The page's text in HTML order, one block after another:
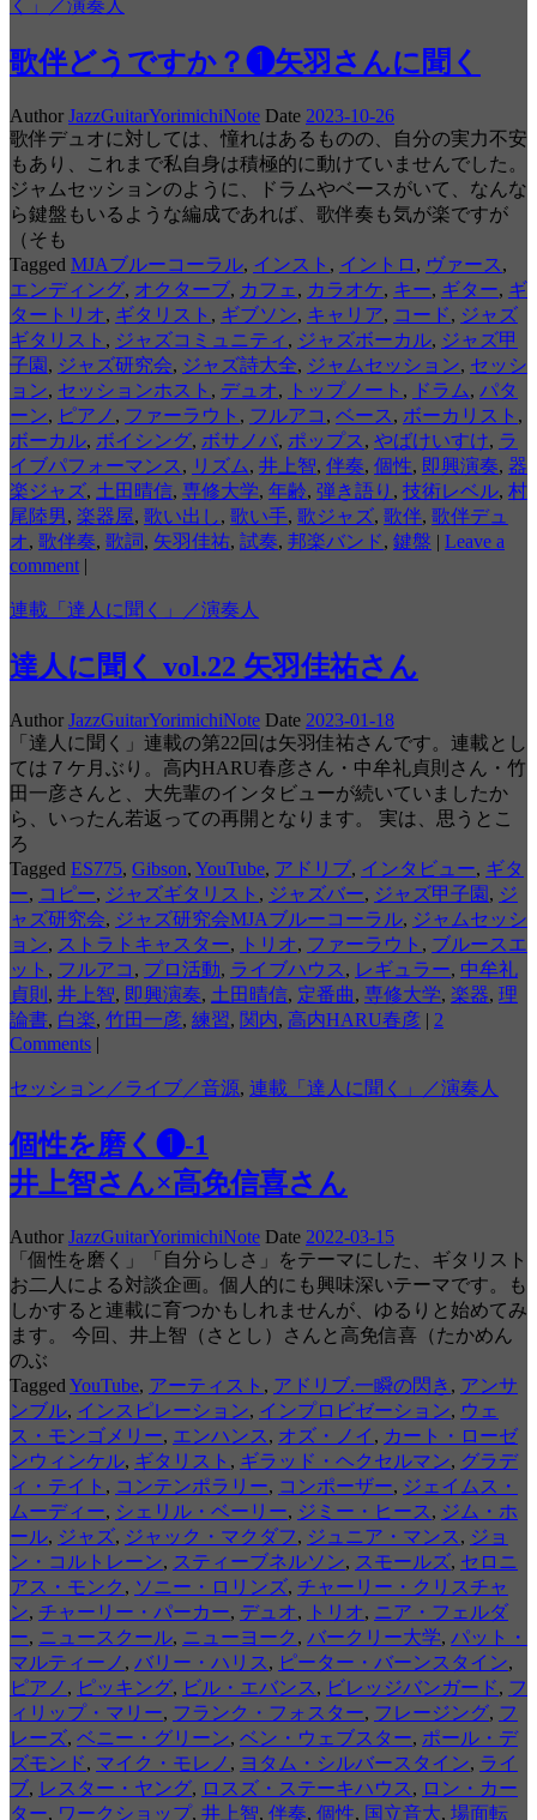
く」／演奏人
歌伴どうですか？❶矢羽さんに聞く
Author JazzGuitarYorimichiNote Date 2023-10-26
歌伴デュオに対しては、憧れはあるものの、自分の実力不安
もあり、これまで私自身は積極的に動けていませんでした。
ジャムセッションのように、ドラムやベースがいて、なんな
ら鍵盤もいるような編成であれば、歌伴奏も気が楽ですが
（そも
Tagged MJAブルーコーラル, インスト , イントロ , ヴァース ,
エンディング, オクターブ, カフェ , カラオケ, キー, ギター, ギ
タートリオ, ギタリスト , ギブソン, キャリア, コード, ジャズ
ギタリスト , ジャズコミュニティ , ジャズボーカル, ジャズ甲
子園 , ジャズ研究会, ジャズ詩大全, ジャムセッション, セッシ
ョン, セッションホスト , デュオ, トップノート , ドラム, パタ
ーン, ピアノ , ファーラウト , フルアコ , ベース , ボーカリスト ,
ボーカル, ボイシング, ボサノバ, ポップス , やばけいすけ, ラ
イブパフォーマンス , リズム, 井上智, 伴奏, 個性, 即興演奏, 器
楽ジャズ, 土田晴信, 専修大学, 年齢, 弾き語り , 技術レベル, 村
尾陸男, 楽器屋, 歌い出し, 歌い手, 歌ジャズ, 歌伴, 歌伴デュ
オ, 歌伴奏, 歌詞, 矢羽佳祐, 試奏, 邦楽バンド, 鍵盤 | Leave a
comment |
連載「達人に聞く」／演奏人
達人に聞く vol.22 矢羽佳祐さん
Author JazzGuitarYorimichiNote Date 2023-01-18
「達人に聞く」連載の第22回は矢羽佳祐さんです。連載とし
ては７ケ月ぶり。高内HARU春彦さん・中牟礼貞則さん・竹
田一彦さんと、大先輩のインタビューが続いていましたか
ら、いったん若返っての再開となります。 実は、思うとこ
ろ
Tagged ES775, Gibson, YouTube, アドリブ, インタビュー, ギタ
ー, コピー, ジャズギタリスト , ジャズバー, ジャズ甲子園 , ジ
ャズ研究会, ジャズ研究会MJAブルーコーラル, ジャムセッシ
ョン, ストラトキャスター, トリオ, ファーラウト , ブルースエ
ット , フルアコ , プロ活動, ライブハウス , レギュラー, 中牟礼
貞則 , 井上智, 即興演奏, 土田晴信, 定番曲, 専修大学, 楽器, 理
論書, 白楽, 竹田一彦, 練習, 関内, 高内HARU春彦 | 2
Comments |
セッション／ライブ／音源, 連載「達人に聞く」／演奏人
個性を磨く❶-1
井上智さん×高免信喜さん
Author JazzGuitarYorimichiNote Date 2022-03-15
「個性を磨く」「自分らしさ」をテーマにした、ギタリスト
お二人による対談企画。個人的にも興味深いテーマです。も
しかすると連載に育つかもしれませんが、ゆるりと始めてみ
ます。 今回、井上智（さとし）さんと高免信喜（たかめん
のぶ
Tagged YouTube, アーティスト , アドリブ.一瞬の閃き , アンサ
ンブル, インスピレーション, インプロビゼーション, ウェ
ス・モンゴメリー, エンハンス , オズ・ノイ , カート・ローゼ
ンウィンケル, ギタリスト , ギラッド・ヘクセルマン, グラデ
ィ・テイト , コンテンポラリー, コンポーザー, ジェイムス・
ムーディー, シェリル・ベーリー, ジミー・ヒース , ジム・ホ
ール, ジャズ, ジャック・マクダフ, ジュニア・マンス , ジョ
ン・コルトレーン, スティーブネルソン, スモールズ, セロニ
アス・モンク , ソニー・ロリンズ, チャーリー・クリスチャ
ン, チャーリー・パーカー, デュオ, トリオ, ニア・フェルダ
ー, ニュースクール, ニューヨーク , バークリー大学, パット・
マルティーノ , バリー・ハリス , ピーター・バーンスタイン,
ピアノ , ピッキング, ビル・エバンス , ビレッジバンガード, フ
ィリップ・マリー, フランク・フォスター, フレージング, フ
レーズ, ベニー・グリーン, ベン・ウェブスター, ポール・デ
ズモンド, マイク・モレノ , ヨタム・シルバースタイン, ライ
ブ, レスター・ヤング, ロスズ・ステーキハウス , ロン・カー
ター, ワークショップ, 井上智, 伴奏, 個性, 国立音大, 場面転